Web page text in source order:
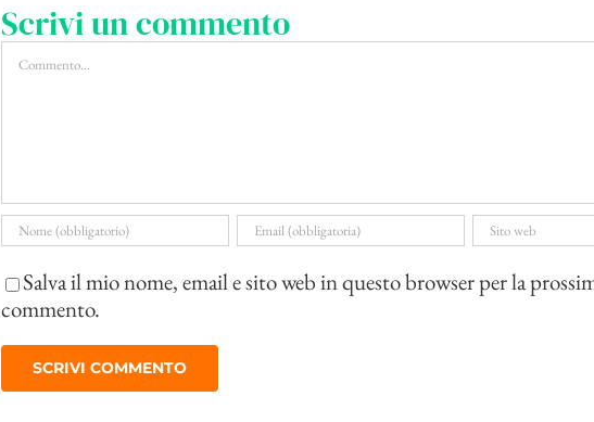
Scrivi un commento
Commento
Salva il mio nome, email e sito web in questo browser per la
commento.